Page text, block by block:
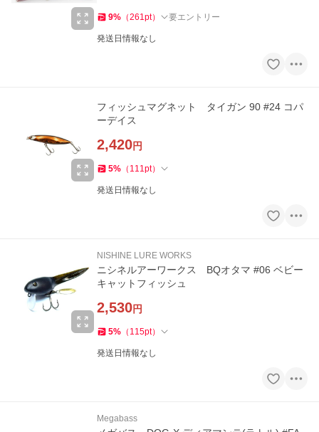
9% （261pt） 要エントリー
発送日情報なし
フィッシュマグネット タイガン 90 #24 コパ
ーデイス
2,420円
5% （ 111pt）
発送日情報なし
NISHINE LURE WORKS
ニシネルアーワークス BQオタマ #06 ベビー
キャットフィッシュ
2,530円
5% （ 115pt）
発送日情報なし
Megabass